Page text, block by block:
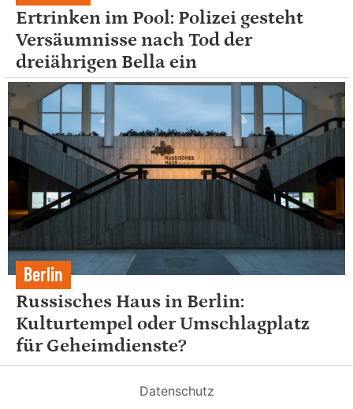
Ertrinken im Pool: Polizei gesteht
Versäumnisse nach Tod der
dreiährigen Bella ein
Berlin
Russisches Haus in Berlin:
Kulturtempel oder Umschlagplatz
für Geheimdienste?
Datenschutz